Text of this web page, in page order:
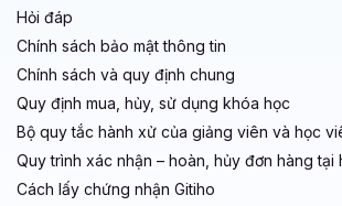
Hỏi đáp
Chính sách bảo mật thông tin
Chính sách và quy định chung
Quy định mua, hủy, sử dụng khóa học
Bộ quy tắc hành xử của giảng viên và học
Quy trình xác nhận – hoàn, hủy đơn hàng tại
Cách lấy chứng nhận Gitiho